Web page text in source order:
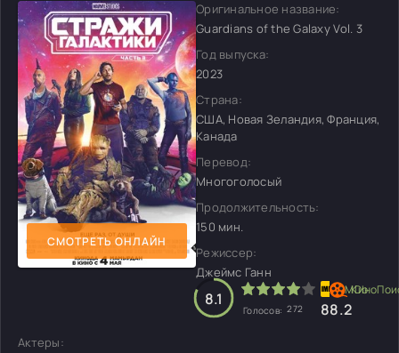
СМОТРЕТЬ ОНЛАЙН
Оригинальное название:
Guardians of the Galaxy Vol. 3
Год выпуска:
2023
Страна:
США, Новая Зеландия, Франция,
Канада
Перевод:
Многоголосый
Продолжительность:
150 мин.
Режиссер:
Джеймс Ганн
8.1
Голосов: 272 88.2
Актеры: